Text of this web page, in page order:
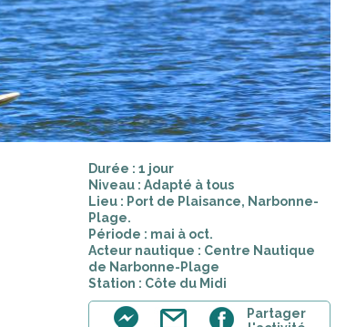
Durée : 1 jour
Niveau : Adapté à tous
Lieu : Port de Plaisance, Narbonne-
Plage.
Période : mai à oct.
Acteur nautique : Centre Nautique
de Narbonne-Plage
Station : Côte du Midi
Partager